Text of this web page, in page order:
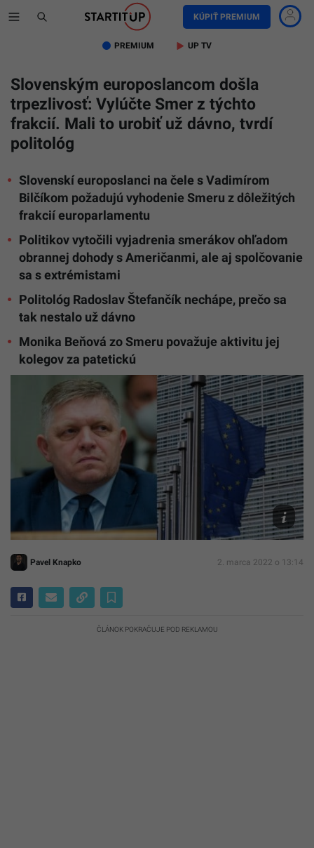
KÚPIŤ PREMIUM
PREMIUM UP TV
Slovenským europoslancom došla
trpezlivosť: Vylúčte Smer z týchto
frakcií. Mali to urobiť už dávno, tvrdí
politológ
Slovenskí europoslanci na čele s Vadimírom
Bilčíkom požadujú vyhodenie Smeru z dôležitých
frakcií europarlamentu
Politikov vytočili vyjadrenia smerákov ohľadom
obrannej dohody s Američanmi, ale aj spolčovanie
sa s extrémistami
Politológ Radoslav Štefančík nechápe, prečo sa
tak nestalo už dávno
Monika Beňová zo Smeru považuje aktivitu jej
kolegov za patetickú
TASR/
Kotian,
Périgois
Pavel Knapko 2. marca 2022 o 13:14
ČLÁNOK POKRAČUJE POD REKLAMOU